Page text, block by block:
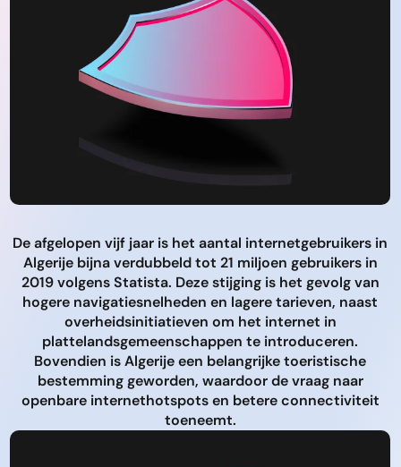
De afgelopen vijf jaar is het aantal internetgebruikers in
Algerije bijna verdubbeld tot 21 miljoen gebruikers in
2019 volgens Statista. Deze stijging is het gevolg van
hogere navigatiesnelheden en lagere tarieven, naast
overheidsinitiatieven om het internet in
plattelandsgemeenschappen te introduceren.
Bovendien is Algerije een belangrijke toeristische
bestemming geworden, waardoor de vraag naar
openbare internethotspots en betere connectiviteit
toeneemt.